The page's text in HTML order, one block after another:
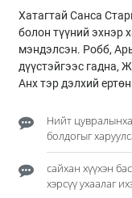
Хатагтай Санса
болон түүний эхнэр
мэндэлсэн. Робб,
дүүстэйгээс гадна,
Анх тэр дэлхий
Нийт
болдогыг
сайхан хүүхэн
хэрсүү ухаалаг